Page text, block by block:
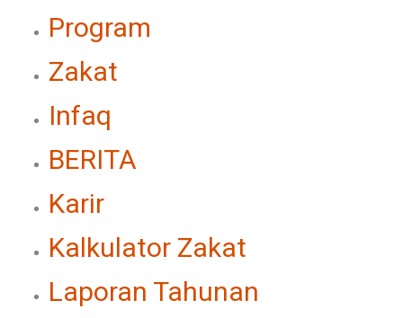
Program
Zakat
Infaq
BERITA
Karir
Kalkulator Zakat
Laporan Tahunan